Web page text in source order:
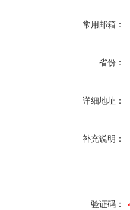
常用邮箱：
省份：
详细地址：
补充说明：
验证码：